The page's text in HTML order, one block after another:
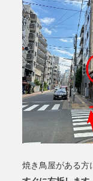
焼き鳥屋がある方